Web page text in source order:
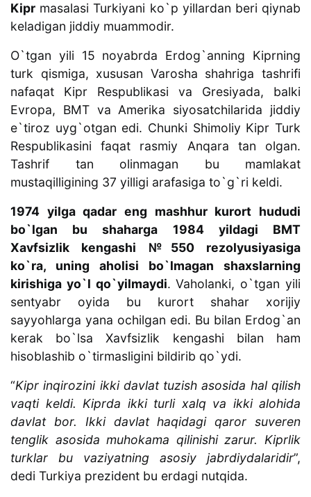
Kipr masalasi Turkiyani ko`p yillardan beri qiynab
keladigan jiddiy muammodir.
O`tgan yili 15 noyabrda Erdog`anning Kiprning
turk qismiga, xususan Varosha shahriga tashrifi
nafaqat Kipr Respublikasi va Gresiyada, balki
Evropa, BMT va Amerika siyosatchilarida jiddiy
e`tiroz uyg`otgan edi. Chunki Shimoliy Kipr Turk
Respublikasini faqat rasmiy Anqara tan olgan.
Tashrif tan olinmagan bu mamlakat
mustaqilligining 37 yilligi arafasiga to`g`ri keldi.
1974 yilga qadar eng mashhur kurort hududi
bo`lgan bu shaharga 1984 yildagi BMT
Xavfsizlik kengashi №550 rezolyusiyasiga
ko`ra, uning aholisi bo`lmagan shaxslarning
kirishiga yo`l qo`yilmaydi. Vaholanki, o`tgan yili
sentyabr oyida bu kurort shahar xorijiy
sayyohlarga yana ochilgan edi. Bu bilan Erdog`an
kerak bo`lsa Xavfsizlik kengashi bilan ham
hisoblashib o`tirmasligini bildirib qo`ydi.
“Kipr inqirozini ikki davlat tuzish asosida hal qilish
vaqti keldi. Kiprda ikki turli xalq va ikki alohida
davlat bor. Ikki davlat haqidagi qaror suveren
tenglik asosida muhokama qilinishi zarur. Kiprlik
turklar bu vaziyatning asosiy jabrdiydalaridir”,
dedi Turkiya prezident bu erdagi nutqida.